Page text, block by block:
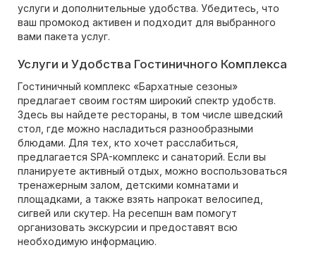
услуги и дополнительные удобства. Убедитесь, что
ваш промокод активен и подходит для выбранного
вами пакета услуг.
Услуги и Удобства Гостиничного Комплекса
Гостиничный комплекс «Бархатные сезоны»
предлагает своим гостям широкий спектр удобств.
Здесь вы найдете рестораны, в том числе шведский
стол, где можно насладиться разнообразными
блюдами. Для тех, кто хочет расслабиться,
предлагается SPA-комплекс и санаторий. Если вы
планируете активный отдых, можно воспользоваться
тренажерным залом, детскими комнатами и
площадками, а также взять напрокат велосипед,
сигвей или скутер. На ресепшн вам помогут
организовать экскурсии и предоставят всю
необходимую информацию.